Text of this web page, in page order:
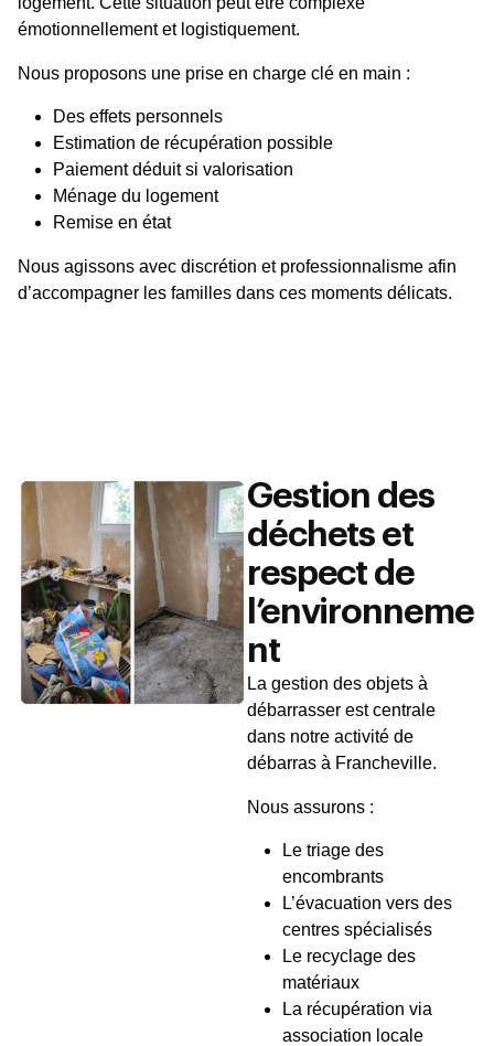
émotionnellement et logistiquement.
Nous proposons une prise en charge clé en main :
Des effets personnels
Estimation de récupération possible
Paiement déduit si valorisation
Ménage du logement
Remise en état
Nous agissons avec discrétion et professionnalisme afin
d’accompagner les familles dans ces moments délicats.
Gestion des
déchets et
respect de
l’environneme
nt
La gestion des objets à
débarrasser est centrale
dans notre activité de
débarras à Francheville.
Nous assurons :
Le triage des
encombrants
L’évacuation vers des
centres spécialisés
Le recyclage des
matériaux
La récupération via
association locale